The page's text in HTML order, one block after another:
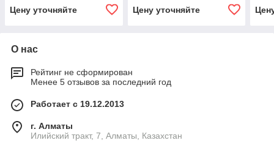
Цену уточняйте
Цену уточняйте
О нас
Рейтинг не сформирован
Менее 5 отзывов за последний год
Работает с 19.12.2013
г. Алматы
Илийский тракт, 7, Алматы, Казахстан